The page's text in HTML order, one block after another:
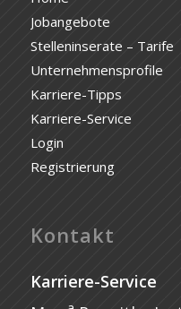
Jobangebote
Stelleninserate – Tarife
Unternehmensprofile
Karriere-Tipps
Karriere-Service
Login
Registrierung
Kontakt
Karriere-Service